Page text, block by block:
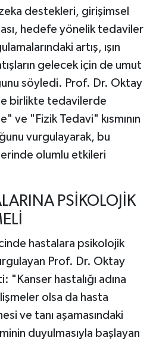
destekleri, girişimsel
hedefe yönelik tedaviler
artış, ışın
gelecek için de umut
söyledi. Prof. Dr. Oktay
birlikte tedavilerde
ve "Fizik Tedavi" kısmının
vurgulayarak, bu
olumlu etkileri
PSİKOLOJİK
hastalara psikolojik
Prof. Dr. Oktay
"Kanser hastalığı adına
olsa da hasta
ve tanı aşamasındaki
duyulmasıyla başlayan